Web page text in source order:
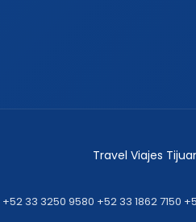
Travel Viajes
+52 33 3250 9580 +52 33 1862 7150